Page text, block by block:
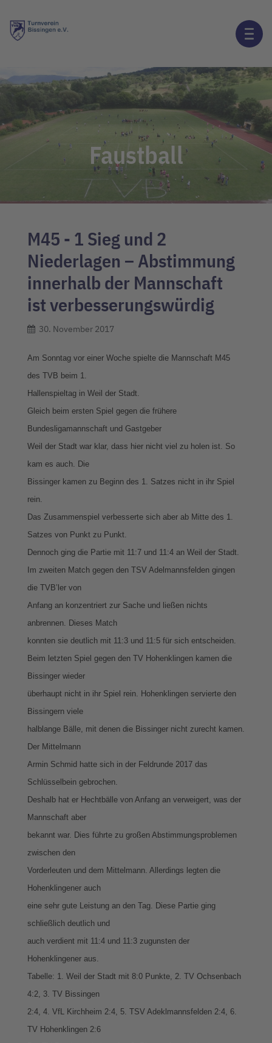
Faustball
M45 - 1 Sieg und 2
Niederlagen – Abstimmung
innerhalb der Mannschaft
ist verbesserungswürdig
30. November 2017
Am Sonntag vor einer Woche spielte die Mannschaft M45
des TVB beim 1.
Hallenspieltag in Weil der Stadt.
Gleich beim ersten Spiel gegen die frühere
Bundesligamannschaft und Gastgeber
Weil der Stadt war klar, dass hier nicht viel zu holen ist. So
kam es auch. Die
Bissinger kamen zu Beginn des 1. Satzes nicht in ihr Spiel
rein.
Das Zusammenspiel verbesserte sich aber ab Mitte des 1.
Satzes von Punkt zu Punkt.
Dennoch ging die Partie mit 11:7 und 11:4 an Weil der Stadt.
Im zweiten Match gegen den TSV Adelmannsfelden gingen
die TVB’ler von
Anfang an konzentriert zur Sache und ließen nichts
anbrennen. Dieses Match
konnten sie deutlich mit 11:3 und 11:5 für sich entscheiden.
Beim letzten Spiel gegen den TV Hohenklingen kamen die
Bissinger wieder
überhaupt nicht in ihr Spiel rein. Hohenklingen servierte den
Bissingern viele
halblange Bälle, mit denen die Bissinger nicht zurecht kamen.
Der Mittelmann
Armin Schmid hatte sich in der Feldrunde 2017 das
Schlüsselbein gebrochen.
Deshalb hat er Hechtbälle von Anfang an verweigert, was der
Mannschaft aber
bekannt war. Dies führte zu großen Abstimmungsproblemen
zwischen den
Vorderleuten und dem Mittelmann. Allerdings legten die
Hohenklingener auch
eine sehr gute Leistung an den Tag. Diese Partie ging
schließlich deutlich und
auch verdient mit 11:4 und 11:3 zugunsten der
Hohenklingener aus.
Tabelle: 1. Weil der Stadt mit 8:0 Punkte, 2. TV Ochsenbach
4:2, 3. TV Bissingen
2:4, 4. VfL Kirchheim 2:4, 5. TSV Adeklmannsfelden 2:4, 6.
TV Hohenklingen 2:6